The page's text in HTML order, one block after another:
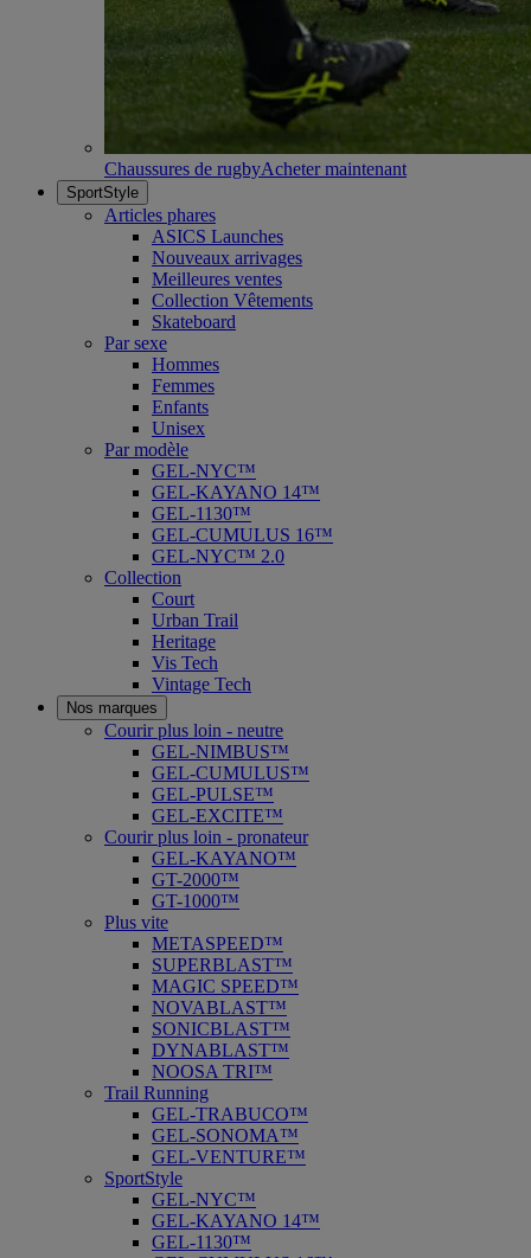
Chaussures de rugbyAcheter maintenant
SportStyle
Articles phares
ASICS Launches
Nouveaux arrivages
Meilleures ventes
Collection Vêtements
Skateboard
Par sexe
Hommes
Femmes
Enfants
Unisex
Par modèle
GEL-NYC™
GEL-KAYANO 14™
GEL-1130™
GEL-CUMULUS 16™
GEL-NYC™ 2.0
Collection
Court
Urban Trail
Heritage
Vis Tech
Vintage Tech
Nos marques
Courir plus loin - neutre
GEL-NIMBUS™
GEL-CUMULUS™
GEL-PULSE™
GEL-EXCITE™
Courir plus loin - pronateur
GEL-KAYANO™
GT-2000™
GT-1000™
Plus vite
METASPEED™
SUPERBLAST™
MAGIC SPEED™
NOVABLAST™
SONICBLAST™
DYNABLAST™
NOOSA TRI™
Trail Running
GEL-TRABUCO™
GEL-SONOMA™
GEL-VENTURE™
SportStyle
GEL-NYC™
GEL-KAYANO 14™
GEL-1130™